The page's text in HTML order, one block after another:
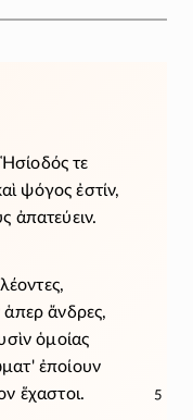
τε
ψόγος ἐστίν,
ἀπατεύειν.
ἁπερ ἄνδρες,
ὁμοίας
ἐποίουν
5
ἕχαστοι.